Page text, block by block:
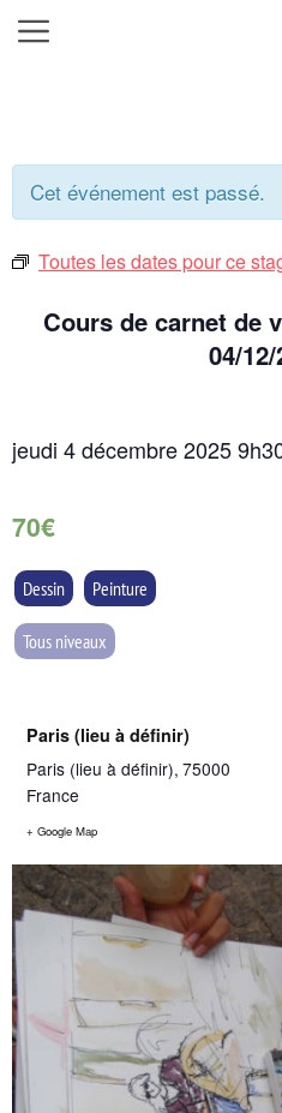
Aller
au
Menu
Cet événement est passé.
Toutes les dates pour ce
Cours de carnet de
04/
jeudi 4 décembre 2025
70€
Dessin Peinture
Tous niveaux
Paris (lieu à définir)
Paris (lieu à définir), 75000
France
+ Google Map